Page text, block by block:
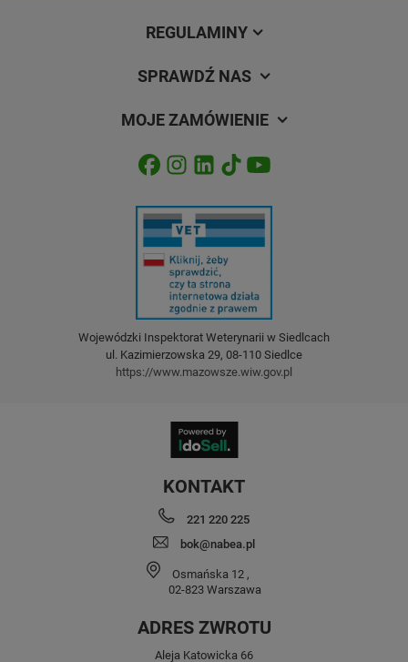
REGULAMINY
SPRAWDŹ NAS
MOJE ZAMÓWIENIE
Wojewódzki Inspektorat Weterynarii w Siedlcach
ul. Kazimierzowska 29, 08-110 Siedlce
https://www.mazowsze.wiw.gov.pl
KONTAKT
221 220 225
bok@nabea.pl
Osmańska 12 ,
02-823 Warszawa
ADRES ZWROTU
Aleja Katowicka 66